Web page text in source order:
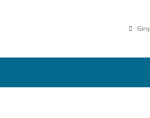
Giriş